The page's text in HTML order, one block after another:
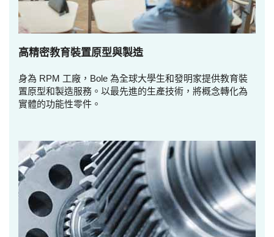
高精密教育裝置原型與製造
身為 RPM 工廠，Bole 為全球大學生和發明家提供教育裝
置原型和製造服務。以最先進的生產技術，將概念轉化為
實體的功能性零件。